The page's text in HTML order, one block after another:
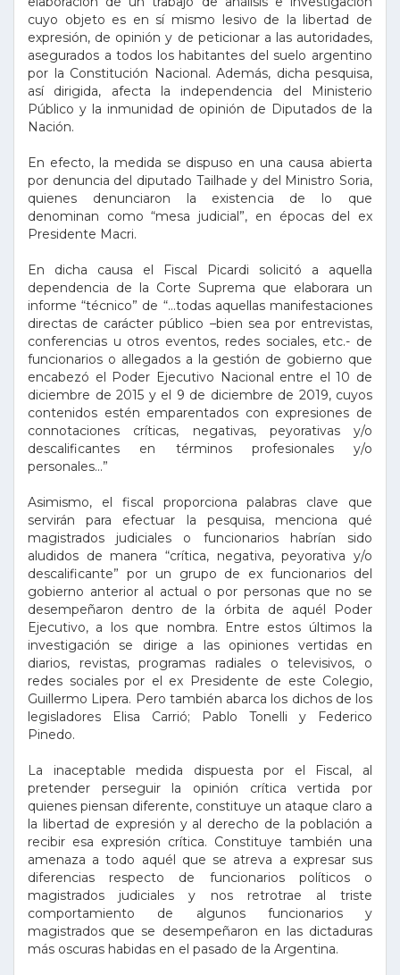
cuyo objeto es en sí mismo lesivo de la libertad de
expresión, de opinión y de peticionar a las autoridades,
asegurados a todos los habitantes del suelo argentino
por la Constitución Nacional. Además, dicha pesquisa,
así dirigida, afecta la independencia del Ministerio
Público y la inmunidad de opinión de Diputados de la
Nación.
En efecto, la medida se dispuso en una causa abierta
por denuncia del diputado Tailhade y del Ministro Soria,
quienes denunciaron la existencia de lo que
denominan como “mesa judicial”, en épocas del ex
Presidente Macri.
En dicha causa el Fiscal Picardi solicitó a aquella
dependencia de la Corte Suprema que elaborara un
informe “técnico” de “…todas aquellas manifestaciones
directas de carácter público –bien sea por entrevistas,
conferencias u otros eventos, redes sociales, etc.- de
funcionarios o allegados a la gestión de gobierno que
encabezó el Poder Ejecutivo Nacional entre el 10 de
diciembre de 2015 y el 9 de diciembre de 2019, cuyos
contenidos estén emparentados con expresiones de
connotaciones críticas, negativas, peyorativas y/o
descalificantes en términos profesionales y/o
personales…”
Asimismo, el fiscal proporciona palabras clave que
servirán para efectuar la pesquisa, menciona qué
magistrados judiciales o funcionarios habrían sido
aludidos de manera “crítica, negativa, peyorativa y/o
descalificante” por un grupo de ex funcionarios del
gobierno anterior al actual o por personas que no se
desempeñaron dentro de la órbita de aquél Poder
Ejecutivo, a los que nombra. Entre estos últimos la
investigación se dirige a las opiniones vertidas en
diarios, revistas, programas radiales o televisivos, o
redes sociales por el ex Presidente de este Colegio,
Guillermo Lipera. Pero también abarca los dichos de los
legisladores Elisa Carrió; Pablo Tonelli y Federico
Pinedo.
La inaceptable medida dispuesta por el Fiscal, al
pretender perseguir la opinión crítica vertida por
quienes piensan diferente, constituye un ataque claro a
la libertad de expresión y al derecho de la población a
recibir esa expresión crítica. Constituye también una
amenaza a todo aquél que se atreva a expresar sus
diferencias respecto de funcionarios políticos o
magistrados judiciales y nos retrotrae al triste
comportamiento de algunos funcionarios y
magistrados que se desempeñaron en las dictaduras
más oscuras habidas en el pasado de la Argentina.